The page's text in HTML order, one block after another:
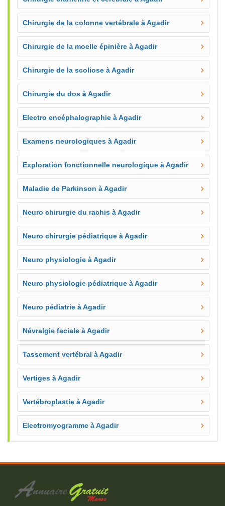
Chirurgie de la colonne vertébrale à Agadir
Chirurgie de la moelle épinière à Agadir
Chirurgie de la scoliose à Agadir
Chirurgie du dos à Agadir
Electro encéphalographie à Agadir
Examens neurologiques à Agadir
Exploration fonctionnelle neurologique à Agadir
Maladie de Parkinson à Agadir
Neuro chirurgie du rachis à Agadir
Neuro chirurgie pédiatrique à Agadir
Neuro physiologie à Agadir
Neuro physiologie pédiatrique à Agadir
Neuro pédiatrie à Agadir
Névralgie faciale à Agadir
Tassement vertébral à Agadir
Vertiges à Agadir
Vertébroplastie à Agadir
Electromyogramme à Agadir